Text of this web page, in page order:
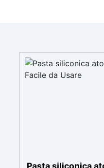
Pasta siliconica